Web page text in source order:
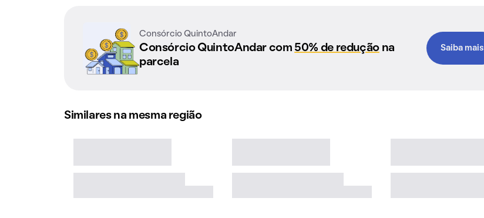
Consórcio QuintoAndar
Consórcio QuintoAndar com 50% de reduçãona
parcela
Saiba mais
Similares na mesma região